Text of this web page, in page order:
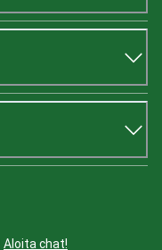
Aloita chat!